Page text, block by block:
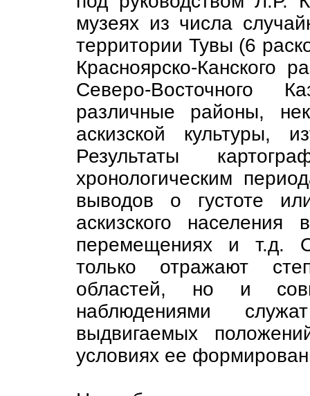
музеях из числа
территории Тувы (6
Красноярско-
Северо-Восточного
различные районы,
аскизской культуры,
Результаты
хронологическим
выводов о густоте
аскизского
перемещениях и т.д.
только отражают
областей, но и
наблюдениями
выдвигаемых
условиях ее